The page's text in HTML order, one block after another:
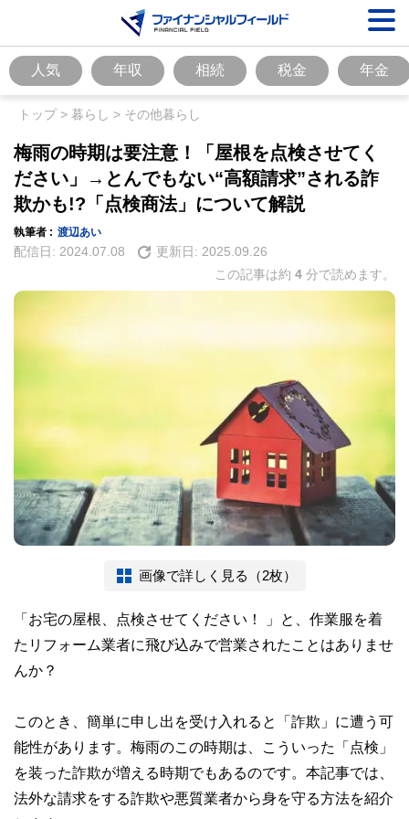
人気 年収 相続 税金 年金
トップ> 暮らし > その他暮らし
梅雨の時期は要注意！「屋根を点検させてく
ださい」→とんでもない“高額請求”される詐
欺かも!?「点検商法」について解説
執筆者 : 渡辺あい
配信日: 2024.07.08 更新日: 2025.09.26
この記事は約 4 分で読めます。
画像で詳しく見る（2枚）
「お宅の屋根、点検させてください！ 」と、作業服を着
たリフォーム業者に飛び込みで営業されたことはありませ
んか？
このとき、簡単に申し出を受け入れると「詐欺」に遭う可
能性があります。梅雨のこの時期は、こういった「点検」
を装った詐欺が増える時期でもあるのです。本記事では、
法外な請求をする詐欺や悪質業者から身を守る方法を紹介